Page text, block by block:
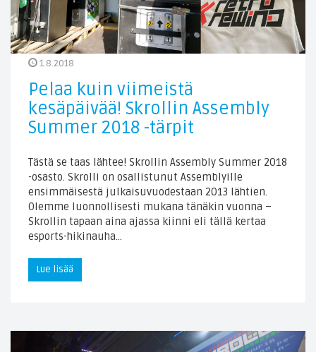
1.8.2018
Pelaa kuin viimeistä
kesäpäivää! Skrollin Assembly
Summer 2018 -tärpit
Tästä se taas lähtee! Skrollin Assembly Summer 2018
-osasto. Skrolli on osallistunut Assemblyille
ensimmäisestä julkaisuvuodestaan 2013 lähtien.
Olemme luonnollisesti mukana tänäkin vuonna –
Skrollin tapaan aina ajassa kiinni eli tällä kertaa
esports-hikinauha…
Lue lisää